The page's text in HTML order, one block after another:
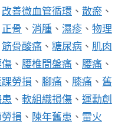
改善微血管循環 、 散瘀 、
正骨 、 消腫 、 濕疹 、 物理
筋骨酸痛 、 糖尿病 、 肌肉
傷 、 腰椎間盤痛 、 腰痛 、
勞損 、 腳痛 、 膝痛 、 舊
、 軟組織損傷 、 運勳創
損 、 陳年舊患 、 雷火